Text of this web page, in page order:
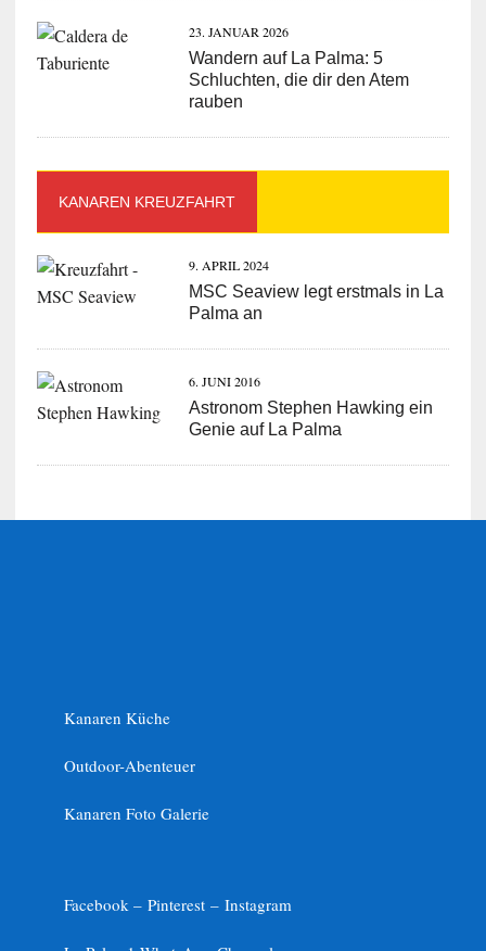
23. JANUAR 2026
Wandern auf La Palma: 5
Schluchten, die dir den Atem
rauben
KANAREN KREUZFAHRT
9. APRIL 2024
MSC Seaview legt erstmals in La
Palma an
6. JUNI 2016
Astronom Stephen Hawking ein
Genie auf La Palma
Kanaren Küche
Outdoor-Abenteuer
Kanaren Foto Galerie
Facebook – Pinterest – Instagram